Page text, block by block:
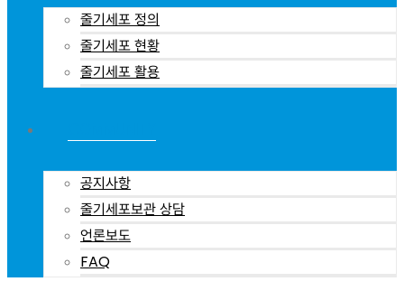
줄기세포 정의
줄기세포 현황
줄기세포 활용
공지사항
줄기세포보관 상담
언론보도
FAQ